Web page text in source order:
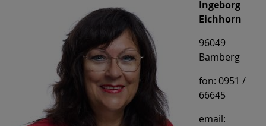
Ingeborg
Eichhorn
96049
Bamberg
fon: 0951 /
66645
email: